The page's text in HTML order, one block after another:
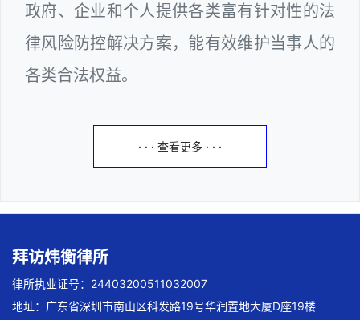
政府、企业和个人提供各类富有针对性的法
律风险防控解决方案，能有效维护当事人的
各类合法权益。
· · · 查看更多 · · ·
拜访炜衡律所
律所执业证号：24403200511032007
地址：广东省深圳市南山区科发路19号华润置地大厦D座19楼